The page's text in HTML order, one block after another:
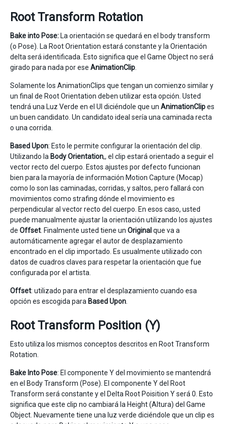
Root Transform Rotation
Bake into Pose: La orientación se quedará en el body transform
(o Pose). La Root Orientation estará constante y la Orientación
delta será identificada. Esto significa que el Game Object no será
girado para nada por ese AnimationClip
Solamente los AnimationClips que tengan un comienzo similar y
un final de Root Orientation deben utilizar esta opción. Usted
tendrá una Luz Verde en el UI diciéndole que un AnimationClipes
un buen candidato. Un candidato ideal sería una caminada recta
o una corrida.
Based Upon: Esto le permite configurar la orientación del clip.
Utilizando la Body Orientation,, el clip estará orientado a seguir el
vector recto del cuerpo. Estos ajustes por defecto funcionan
bien para la mayoría de información Motion Capture (Mocap)
como lo son las caminadas, corridas, y saltos, pero fallará con
movimientos como strafing dónde el movimiento es
perpendicular al vector recto del cuerpo. En esos caso, usted
puede manualmente ajustar la orientación utilizando los ajustes
de Offset . Finalmente usted tiene un Original que va a
automáticamente agregar el autor de desplazamiento
encontrado en el clip importado. Es usualmente utilizado con
datos de cuadros claves para respetar la orientación que fue
configurada por el artista.
Offset: utilizado para entrar el desplazamiento cuando esa
opción es escogida para Based Upon
Root Transform Position (Y)
Esto utiliza los mismos conceptos descritos en Root Transform
Rotation.
Bake Into Pose: El componente Y del movimiento se mantendrá
en el Body Transform (Pose). El componente Y del Root
Transform será constante y el Delta Root Poisition Y será 0. Esto
significa que este clip no cambiará la Height (Altura) del Game
Object. Nuevamente tiene una luz verde diciéndole que un clip es